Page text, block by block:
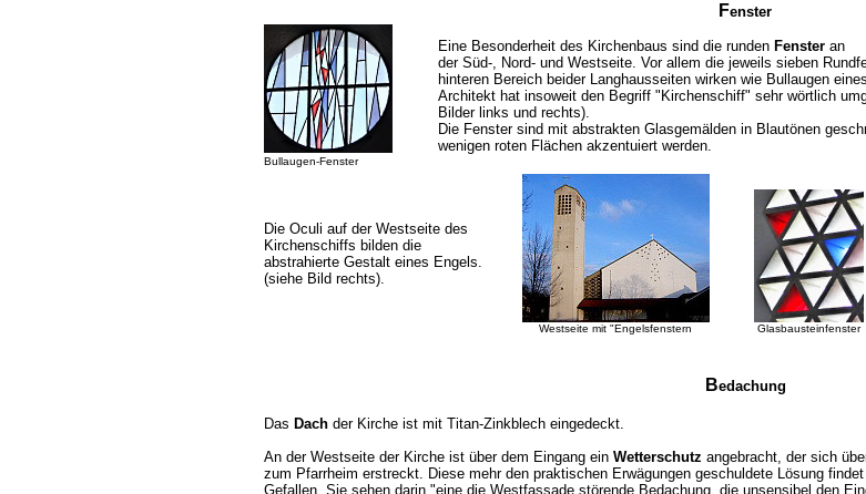
Fenster
Bullaugen-Fenster
Eine Besonderheit des Kirchenbaus sind die runden Fenster an
der Süd-, Nord- und Westseite. Vor allem die jeweils sieben
hinteren Bereich beider Langhausseiten wirken wie Bullaugen
Architekt hat insoweit den Begriff "Kirchenschiff" sehr wörtlich
Bilder links und rechts).
Die Fenster sind mit abstrakten Glasgemälden in Blautönen
wenigen roten Flächen akzentuiert werden.
Die Oculi auf der Westseite des
Kirchenschiffs bilden die
abstrahierte Gestalt eines Engels.
(siehe Bild rechts).
Westseite mit "Engelsfenstern Glasbausteinfenster
Bedachung
Das Dach der Kirche ist mit Titan-Zinkblech eingedeckt.
An der Westseite der Kirche ist über dem Eingang ein Wetterschutz angebracht, der sich
zum Pfarrheim erstreckt. Diese mehr den praktischen Erwägungen geschuldete Lösung
Gefallen. Sie sehen darin "eine die Westfassade störende Bedachung, die unsensibel den